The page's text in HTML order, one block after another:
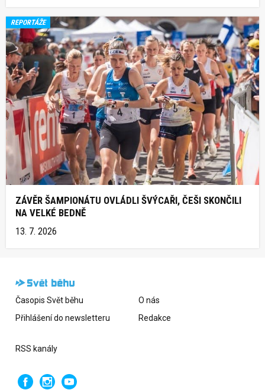
REPORTÁŽE
ZÁVĚR ŠAMPIONÁTU OVLÁDLI ŠVÝCAŘI, ČEŠI SKONČILI
NA VELKÉ BEDNĚ
13. 7. 2026
Časopis Svět běhu
Přihlášení do newsletteru
O nás
Redakce
RSS kanály